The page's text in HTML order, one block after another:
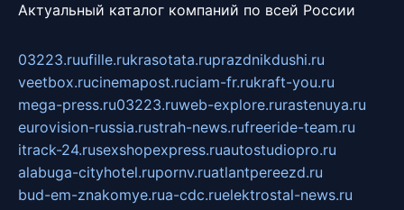
Актуальный каталог компаний по всей России
03223.ruufille.rukrasotata.ruprazdnikdushi.ru
veetbox.rucinemapost.ruciam-fr.rukraft-you.ru
mega-press.ru03223.ruweb-explore.rurastenuya.ru
eurovision-russia.rustrah-news.rufreeride-team.ru
itrack-24.rusexshopexpress.ruautostudiopro.ru
alabuga-cityhotel.rupornv.ruatlantpereezd.ru
bud-em-znakomye.rua-cdc.ruelektrostal-news.ru